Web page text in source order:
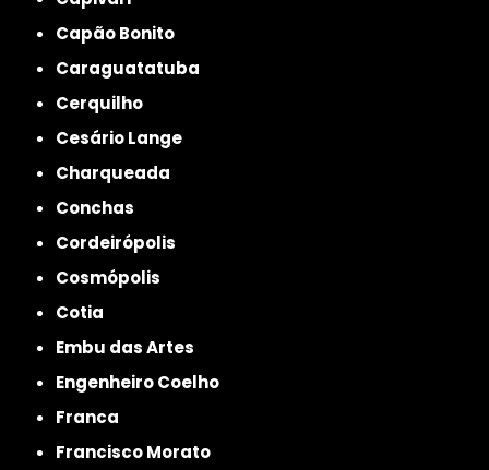
Capão Bonito
Caraguatatuba
Cerquilho
Cesário Lange
Charqueada
Conchas
Cordeirópolis
Cosmópolis
Cotia
Embu das Artes
Engenheiro Coelho
Franca
Francisco Morato